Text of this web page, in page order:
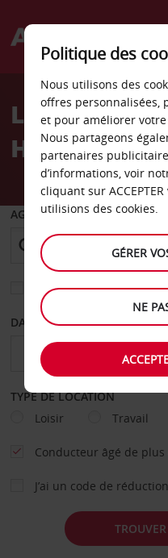
Welcome
AvisLocation de
Hopkins
AGENCE DE DÉPART
Sélectionnez une autre
DATE DE DÉPART
TYPE DE LOCATION
Loisir
Travail
Conducteur âgé de plus
J’ai un code de réduction
Politique des
Nous utilisons des
offres personnalisées,
et pour améliorer
Nous partageons
partenaires
d’informations, voir
cliquant sur
utilisions des cookies.
GÉRER
NE